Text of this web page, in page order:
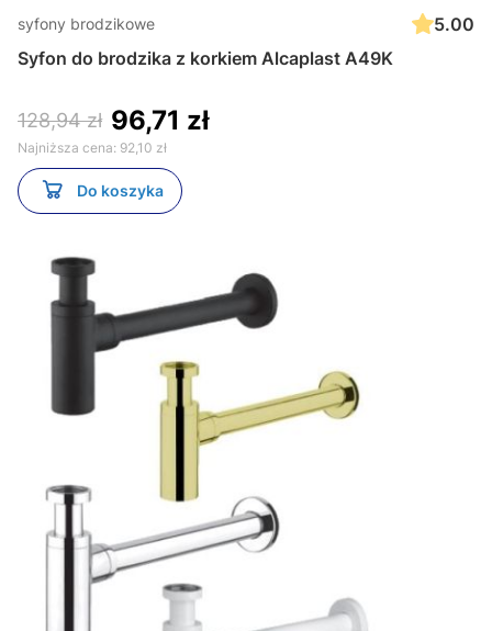
syfony brodzikowe
5.00
Syfon do brodzika z korkiem Alcaplast A49K
128,94 zł 96,71 zł
Najniższa cena: 92,10 zł
Do koszyka